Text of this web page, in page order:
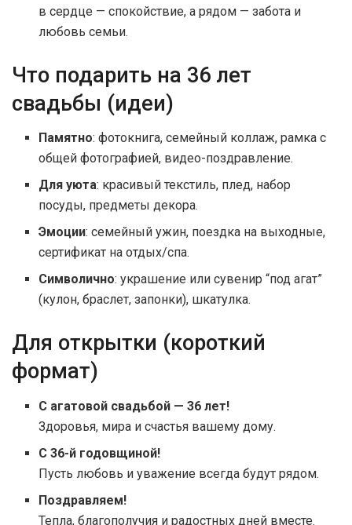
в сердце — спокойствие, а рядом — забота и
любовь семьи.
Что подарить на 36 лет
свадьбы (идеи)
Памятно: фотокнига, семейный коллаж, рамка с
общей фотографией, видео-поздравление.
Для уюта: красивый текстиль, плед, набор
посуды, предметы декора.
Эмоции: семейный ужин, поездка на выходные,
сертификат на отдых/спа.
Символично: украшение или сувенир “под агат”
(кулон, браслет, запонки), шкатулка.
Для открытки (короткий
формат)
С агатовой свадьбой — 36 лет!
Здоровья, мира и счастья вашему дому.
С 36-й годовщиной!
Пусть любовь и уважение всегда будут рядом.
Поздравляем!
Тепла, благополучия и радостных дней вместе.